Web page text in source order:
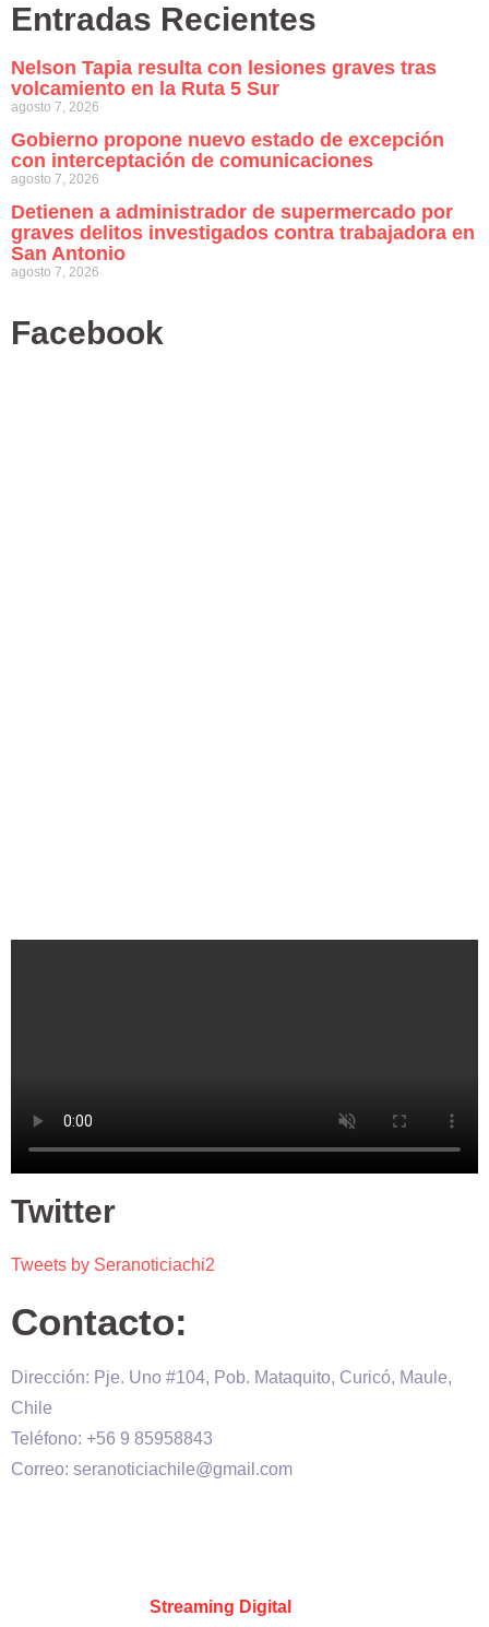
Entradas Recientes
Nelson Tapia resulta con lesiones graves tras
volcamiento en la Ruta 5 Sur
agosto 7, 2026
Gobierno propone nuevo estado de excepción
con interceptación de comunicaciones
agosto 7, 2026
Detienen a administrador de supermercado por
graves delitos investigados contra trabajadora en
San Antonio
agosto 7, 2026
Facebook
Twitter
Tweets by Seranoticiachi2
Contacto:
Dirección: Pje. Uno #104, Pob. Mataquito, Curicó, Maule,
Chile
Teléfono: +56 9 85958843
Correo: seranoticiachile@gmail.com
Streaming Digital